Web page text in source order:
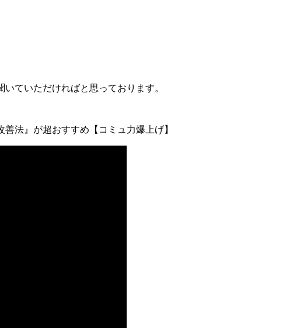
ていただければと思っております。
法』が超おすすめ【コミュ力爆上げ】